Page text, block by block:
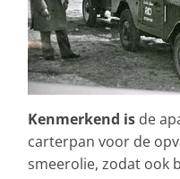
Kenmerkend is de
carterpan voor de
smeerolie, zodat ook